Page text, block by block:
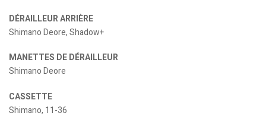
DÉRAILLEUR ARRIÈRE
Shimano Deore, Shadow+
MANETTES DE DÉRAILLEUR
Shimano Deore
CASSETTE
Shimano, 11-36